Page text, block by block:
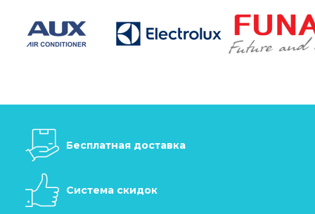
Бесплатная доставка
Система скидок